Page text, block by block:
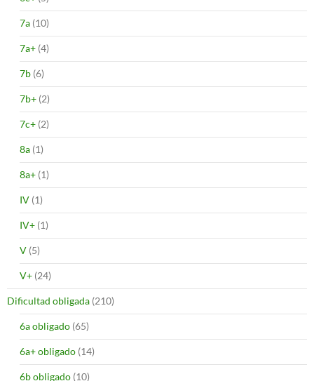
7a (10)
7a+ (4)
7b (6)
7b+ (2)
7c+ (2)
8a (1)
8a+ (1)
IV (1)
IV+ (1)
V (5)
V+ (24)
Dificultad obligada (210)
6a obligado (65)
6a+ obligado (14)
6b obligado (10)